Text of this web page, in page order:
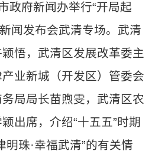
政府新闻办举行“开局起
新闻发布会武清专场。武清
悟，武清区发展改革委主
业新城（开发区）管委会
局局长苗煦雯，武清区农
出席，介绍“十五五”时期
明珠·幸福武清”的有关情